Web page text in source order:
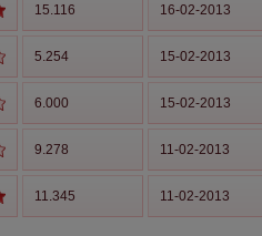
15.116 16-02-2013
5.254 15-02-2013
6.000 15-02-2013
9.278 11-02-2013
11.345 11-02-2013